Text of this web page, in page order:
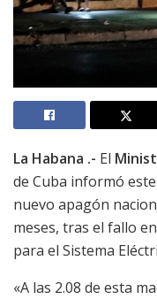
La Habana .- El
de Cuba informó
nuevo apagón
meses, tras el fallo
para el Sistema
«A las 2.08 de esta